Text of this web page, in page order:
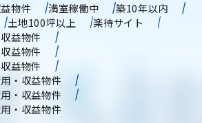
物件
満室稼働中
築10年以内
土地100坪以上
楽待サイト
益物件
益物件
益物件
・収益物件
・収益物件
・収益物件